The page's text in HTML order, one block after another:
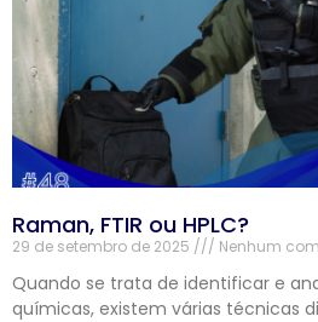
Raman, FTIR ou HPLC?
29 de setembro de 2025 Nenhum
Quando se trata de identificar e
químicas, existem várias técnicas